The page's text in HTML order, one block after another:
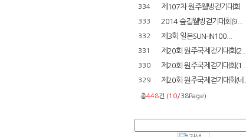
334 제107차 원주웰빙걷기대회
333 2014 숲길웰빙걷기대회(9...
332 제3회 일본SUN-IN100...
331 제20회 원주국제걷기대회(2...
330 제20회 원주국제걷기대회(1...
329 제20회 원주국제걷기대회(네...
총448건 (10/38Page)